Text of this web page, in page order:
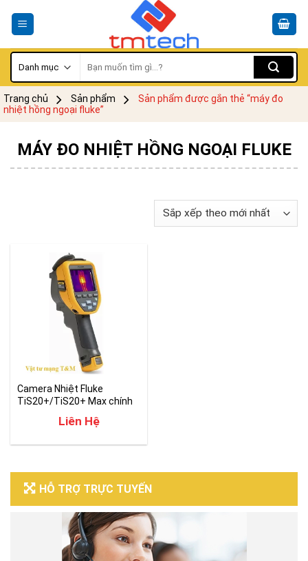
kiếm:
Trang chủ Sản phẩm
Sản phẩm được gắn thẻ “máy đo
nhiệt hồng ngoại fluke”
HỖ TRỢ TRỰC TUYẾN
MÁY ĐO NHIỆT HỒNG NGOẠI FLUKE
Camera Nhiệt Fluke
TiS20+/TiS20+ Max chính
Liên Hệ